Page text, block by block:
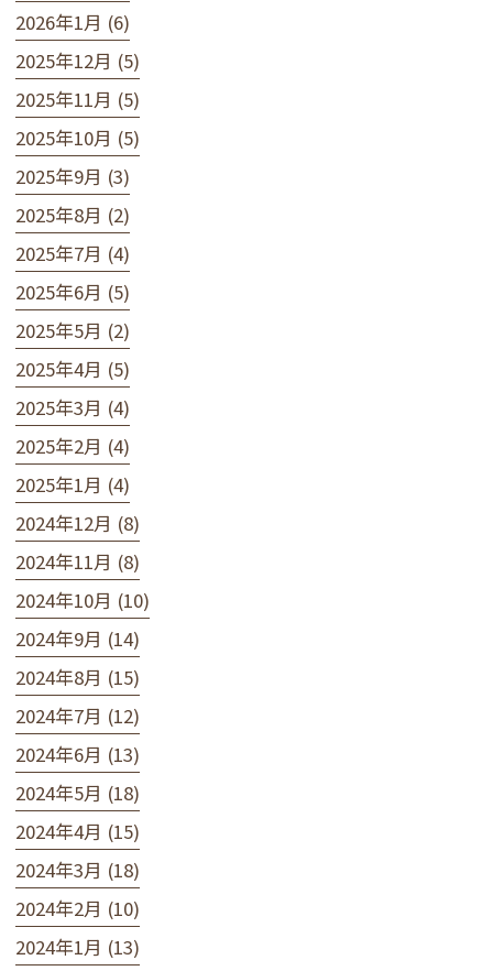
2026年1月 (6)
2025年12月 (5)
2025年11月 (5)
2025年10月 (5)
2025年9月 (3)
2025年8月 (2)
2025年7月 (4)
2025年6月 (5)
2025年5月 (2)
2025年4月 (5)
2025年3月 (4)
2025年2月 (4)
2025年1月 (4)
2024年12月 (8)
2024年11月 (8)
2024年10月 (10)
2024年9月 (14)
2024年8月 (15)
2024年7月 (12)
2024年6月 (13)
2024年5月 (18)
2024年4月 (15)
2024年3月 (18)
2024年2月 (10)
2024年1月 (13)